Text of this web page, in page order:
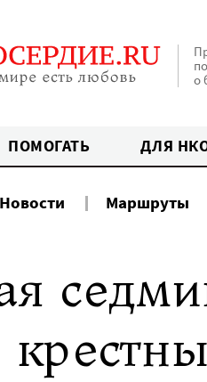
о
ПОМОГАТЬ ДЛЯ
Новости Маршруты